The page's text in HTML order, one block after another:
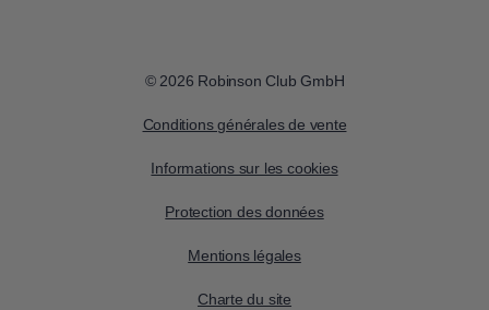
© 2026 Robinson Club GmbH
Conditions générales de vente
Informations sur les cookies
Protection des données
Mentions légales
Charte du site